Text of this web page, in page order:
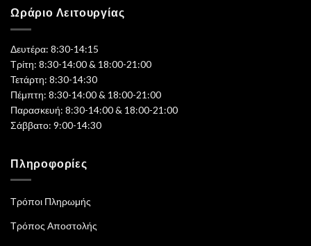
Ωράριο Λειτουργίας
Δευτέρα: 8:30-14:15
Τρίτη: 8:30-14:00 & 18:00-21:00
Τετάρτη: 8:30-14:30
Πέμπτη: 8:30-14:00 & 18:00-21:00
Παρασκευή: 8:30-14:00 & 18:00-21:00
Σάββατο: 9:00-14:30
Πληροφορίες
Τρόποι Πληρωμής
Τρόπος Αποστολής